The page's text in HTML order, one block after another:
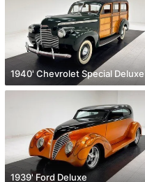
1940' Chevrolet Special Deluxe
1939' Ford Deluxe